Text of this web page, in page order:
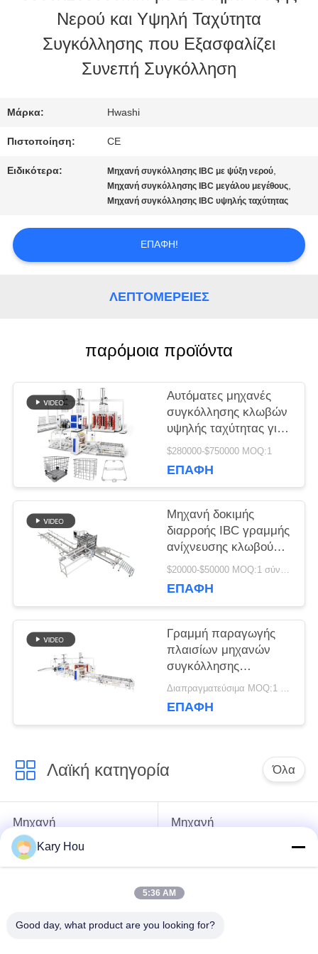
ΠΟΙΟΤΙΚΌΣ
ΈΛΕΓΧΟΣ
ΜΑΣ
ΕΛΆΤΕ
ΣΕ
ΜΕ
ΙΣΤΟΛΌΓΙΟ
ΖΗΤΉΣΤΕ
ΈΝΑ
ΑΠΌΣΠΑΣΜΑ
ΧΆΡΤΗΣ
ΙΣΤΌΤΟΠΟΥ
ΠΟΛΙΤΙΚΉ
ΜΥΣΤΙΚΌΤΗΤΑΣ
Νερού και Υψηλή Ταχύτητα
Συγκόλλησης που Εξασφαλίζει
Συνεπή Συγκόλληση
Μάρκα: Hwashi
Πιστοποίηση: CE
Ειδικότερα: Μηχανή συγκόλλησης IBC με ψύξη νερού,
Μηχανή συγκόλλησης IBC μεγάλου μεγέθους,
Μηχανή συγκόλλησης IBC υψηλής ταχύτητας
ΕΠΑΦΉ!
ΛΕΠΤΟΜΈΡΕΙΕΣ
παρόμοια προϊόντα
Αυτόματες μηχανές
συγκόλλησης κλωβών
υψηλής ταχύτητας για
πλαίσια κλωβού IBC
$280000-$750000 MOQ:1
ΕΠΑΦΉ
Μηχανή δοκιμής
διαρροής IBC γραμμής
ανίχνευσης κλωβού
δεξαμενής 1000L
$20000-$50000 MOQ:1 σύνολο
ΕΠΑΦΉ
Γραμμή παραγωγής
πλαισίων μηχανών
συγκόλλησης
πλαισίων κλουβιών
1000L 1200L IBC IBC
Διαπραγματεύσιμα MOQ:1 σύνολο
ΕΠΑΦΉ
Λαϊκή κατηγορία Όλα
Μηχανή
συγκόλλησης
σημείων
Μηχανή
συμπυκνωτών
νεροχυτών
Kary Hou
5:36 AM
Good day, what product are you looking for?